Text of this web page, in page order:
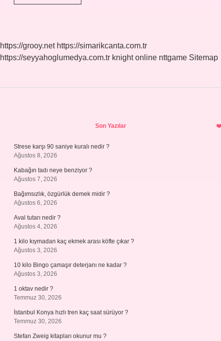
Hangi
https://grooy.net https://simarikcanta.com.tr
https://seyyahoglumedya.com.tr knight online nttgame Sitemap
Son Yazılar
Strese karşı 90 saniye kuralı nedir ?
Ağustos 8, 2026
Kabağın tadı neye benziyor ?
Ağustos 7, 2026
Bağımsızlık, özgürlük demek midir ?
Ağustos 6, 2026
Aval tutarı nedir ?
Ağustos 4, 2026
1 kilo kıymadan kaç ekmek arası köfte çıkar ?
Ağustos 3, 2026
10 kilo Bingo çamaşır deterjanı ne kadar ?
Ağustos 3, 2026
1 oktav nedir ?
Temmuz 30, 2026
İstanbul Konya hızlı tren kaç saat sürüyor ?
Temmuz 30, 2026
Stefan Zweig kitapları okunur mu ?